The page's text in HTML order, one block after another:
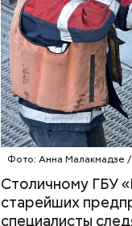
Фото: Анна Малакмадзе
Столичному ГБУ
старейших
специалисты
Сотрудники ГБУ
путепроводов.
работу и видеть
баллончиками,
добавляют им
ПРАЗДНИКИ
после
итоги будут